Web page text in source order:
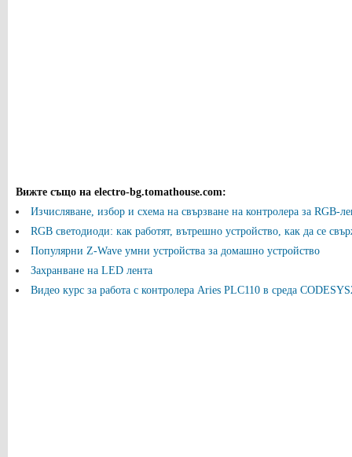
Вижте също на electro-bg.tomathouse.com:
Изчисляване, избор и схема на свързване на контролера за RGB-
RGB светодиоди: как работят, вътрешно устройство, как да се
Популярни Z-Wave умни устройства за домашно устройство
Захранване на LED лента
Видео курс за работа с контролера Aries PLC110 в среда